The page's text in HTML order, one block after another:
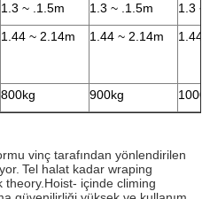
1.3 ~ .1.5m 1.3 ~ .1.5m
1.3 ~
1.44 ~ 2.14m 1.44 ~ 2.14m 1.44
800kg 900kg
vinç tarafından yönlendirilen
Tel halat kadar wraping
theory.Hoist- içinde climing